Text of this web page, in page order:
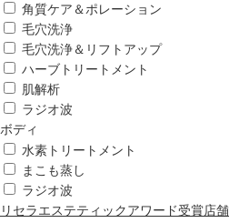
角質ケア＆ポレーション
毛穴洗浄
毛穴洗浄＆リフトアップ
ハーブトリートメント
肌解析
ラジオ波
ボディ
水素トリートメント
まこも蒸し
ラジオ波
リセラエステティックアワード受賞店舗